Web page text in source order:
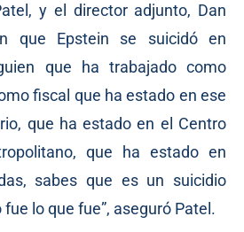
y el director adjunto, Dan
que Epstein se suicidó en
que ha trabajado como
fiscal que ha estado en ese
que ha estado en el Centro
que ha estado en
sabes que es un suicidio
lo que fue”, aseguró Patel.